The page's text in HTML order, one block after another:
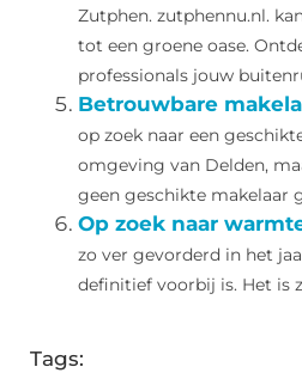
Zutphen. zutphennu.nl.
tot een groene oase.
professionals jouw
Betrouwbare
op zoek naar een
omgeving van Delden,
geen geschikte makelaar
Op zoek naar
zo ver gevorderd in het
definitief voorbij is. Het is
Tags: